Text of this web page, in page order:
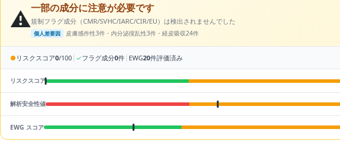
⚠️一部の成分に注意が必要です
規制フラグ成分（CMR/SVHC/IARC/CIR/EU）は検出されませんでした
個人差要因 皮膚感作性3件・内分泌撹乱性3件・経皮吸収24件
● リスクスコア0/100 | ✓フラグ成分0件 | EWG20件評価済み
リスクスコア
解析安全性値
EWG スコア